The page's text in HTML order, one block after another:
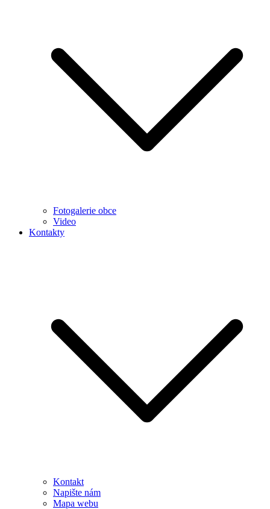
Fotogalerie obce
Video
Kontakty
Kontakt
Napište nám
Mapa webu